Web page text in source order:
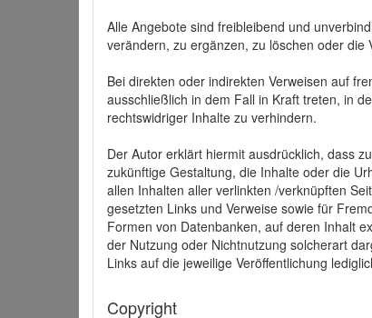
Alle Angebote sind freibleibend und
verändern, zu ergänzen, zu löschen oder die
Bei direkten oder indirekten Verweisen auf
ausschließlich in dem Fall in Kraft treten, in
rechtswidriger Inhalte zu verhindern.
Der Autor erklärt hiermit ausdrücklich, dass
zukünftige Gestaltung, die Inhalte oder die
allen Inhalten aller verlinkten /verknüpften
gesetzten Links und Verweise sowie für
Formen von Datenbanken, auf deren Inhalt
der Nutzung oder Nichtnutzung solcherart
Links auf die jeweilige Veröffentlichung
Copyright